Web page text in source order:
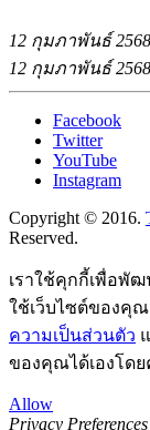
12 กุมภาพันธ์ 2568
12 กุมภาพันธ์ 2568
Facebook
Twitter
YouTube
Instagram
Copyright © 2016.
Reserved.
เราใช้คุกกี้เพื่อพั
ใช้เว็บไซต์ของคุ
ความเป็นส่วนตัว
ของคุณได้เองโด
Allow
Privacy Preferences